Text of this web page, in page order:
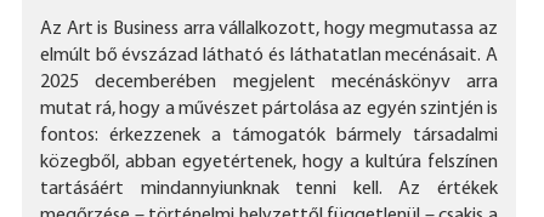
Az Art is Business arra vállalkozott, hogy megmutassa az
elmúlt bő évszázad látható és láthatatlan mecénásait. A
2025 decemberében megjelent mecénáskönyv arra
mutat rá, hogy a művészet pártolása az egyén szintjén is
fontos: érkezzenek a támogatók bármely társadalmi
közegből, abban egyetértenek, hogy a kultúra felszínen
tartásáért mindannyiunknak tenni kell. Az értékek